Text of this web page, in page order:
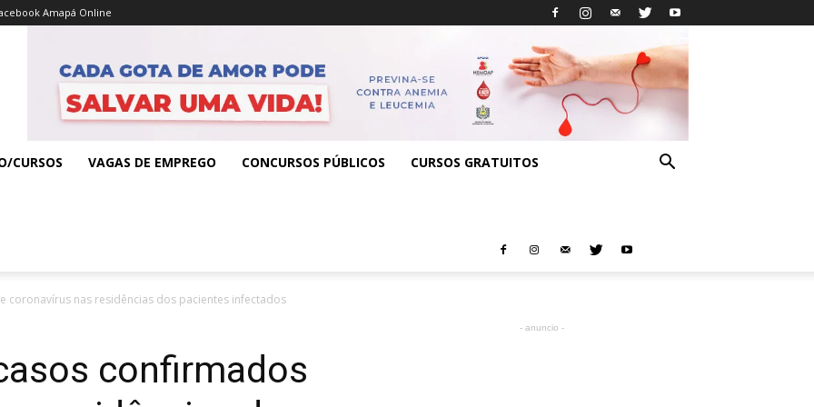
Amapá Online
CURSOS VAGAS DE EMPREGO CONCURSOS PÚBLICOS CURSOS GRATUITOS
coronavírus nas residências dos pacientes infectados
confirmados
- anuncio -